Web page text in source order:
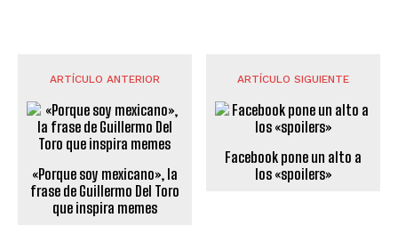
ARTÍCULO ANTERIOR
«Porque soy mexicano», la
frase de Guillermo Del Toro
que inspira memes
ARTÍCULO SIGUIENTE
Facebook pone un alto a
los «spoilers»